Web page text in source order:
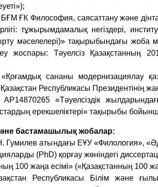
ҒК Философия, саясаттану және
тұжырымдамалық негіздері,
мәселелері)» тақырыбындағы
жоспары: Тәуелсіз Қазақстанның
сананы модернизациялау
Республикасы Президентінің
«Тәуелсіздік жылдарындағы
ерекшеліктері» тақырыбы
бастамашылық жобалар:
Гумилев атындағы ЕҰУ «Филология»,
(PhD) қорғау жөніндегі
100 жаңа есімі» («Қазақстанның
Республикасы Білім және